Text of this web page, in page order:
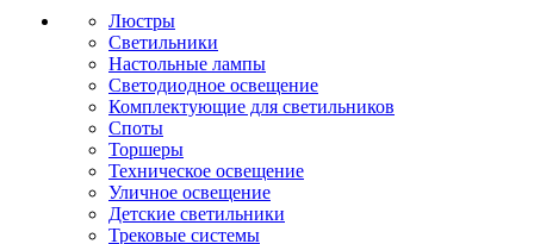
Люстры
Светильники
Настольные лампы
Светодиодное освещение
Комплектующие для светильников
Споты
Торшеры
Техническое освещение
Уличное освещение
Детские светильники
Трековые системы